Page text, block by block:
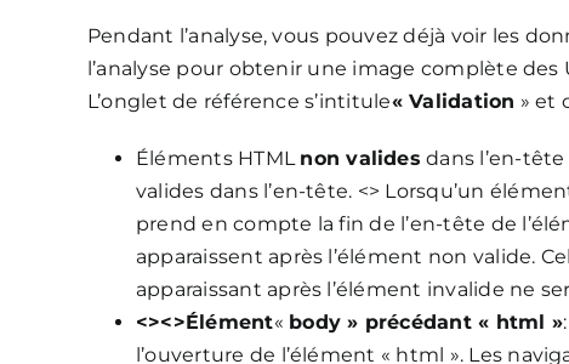
Pendant l’analyse, vous pouvez déjà voir les
l’analyse pour obtenir une image complète des
L’onglet de référence s’intitule« Validation » et
Éléments HTML non valides dans l’en-
valides dans l’en-tête. <> Lorsqu’un
prend en compte la fin de l’en-tête de
apparaissent après l’élément non valide.
apparaissant après l’élément invalide ne
<><>Élément« body » précédant « html »
l’ouverture de l’élément « html ». Les